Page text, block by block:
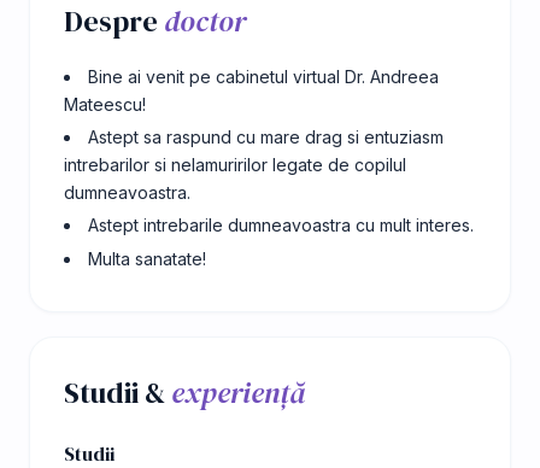
Despre doctor
Bine ai venit pe cabinetul virtual Dr. Andreea
Mateescu!
Astept sa raspund cu mare drag si entuziasm
intrebarilor si nelamuririlor legate de copilul
dumneavoastra.
Astept intrebarile dumneavoastra cu mult interes.
Multa sanatate!
Studii &experiență
Studii